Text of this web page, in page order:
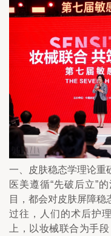
一、皮肤稳态学理论重
医美遵循“先破后立”
目，都会对皮肤屏障稳
过往，人们的术后护
上，以妆械联合为手